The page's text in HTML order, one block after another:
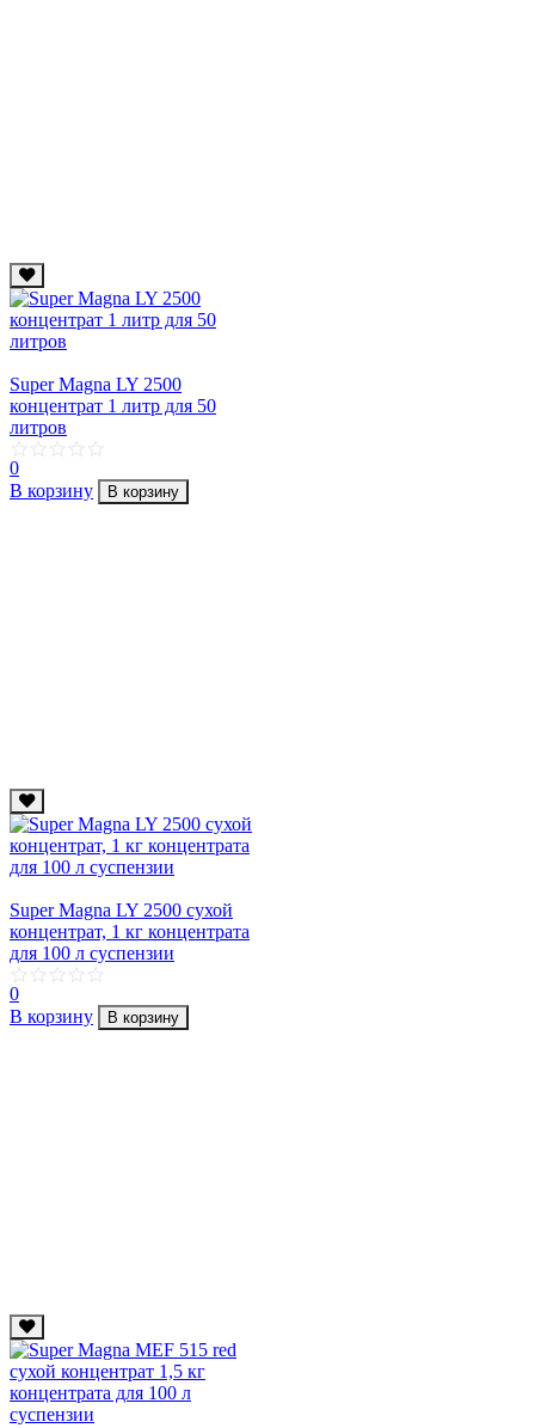
Super Magna LY 2500
концентрат 1 литр для 50
литров
0
В корзину
В корзину
Super Magna LY 2500 сухой
концентрат, 1 кг концентрата
для 100 л суcпензии
0
В корзину
В корзину